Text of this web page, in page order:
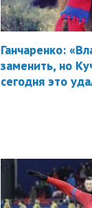
Ганчаренко:
заменить, но
сегодня это